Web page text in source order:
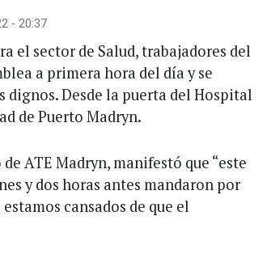
- 20:37
el sector de Salud, trabajadores del
a primera hora del día y se
Desde la puerta del Hospital
de Puerto Madryn.
ATE Madryn, manifestó que “este
y dos horas antes mandaron por
cansados de que el